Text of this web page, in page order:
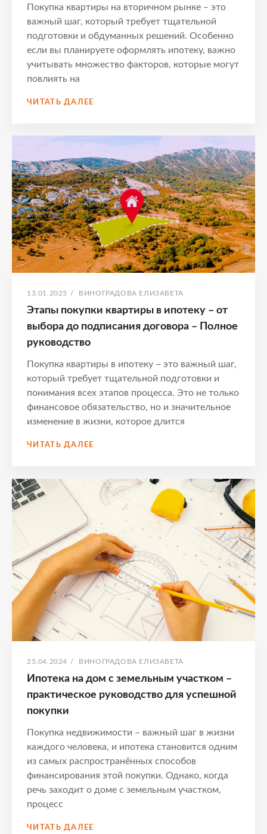
Покупка квартиры на вторичном рынке – это
важный шаг, который требует тщательной
подготовки и обдуманных решений. Особенно
если вы планируете оформлять ипотеку, важно
учитывать множество факторов, которые могут
повлиять на
ЧИТАТЬ ДАЛЕЕ
ПО
УСПЕШНОЙ
ПОКУПКЕ
КВАРТИРЫ
НА
ВТОРИЧНОМ
РЫНКЕ
В
ИПОТЕКУ
ОПУБЛИКОВАНО
13.01.2025 / АВТОР:
ВИНОГРАДОВА ЕЛИЗАВЕТА
Этапы покупки квартиры в ипотеку – от
выбора до подписания договора – Полное
руководство
Покупка квартиры в ипотеку – это важный шаг,
который требует тщательной подготовки и
понимания всех этапов процесса. Это не только
финансовое обязательство, но и значительное
изменение в жизни, которое длится
ЧИТАТЬ ДАЛЕЕ
ИПОТЕКУ
ВЫБОРА
ДО
ПОДПИСАНИЯ
ДОГОВОРА
–
ПОЛНОЕ
РУКОВОДСТВО
ОПУБЛИКОВАНО
25.04.2024 / АВТОР:
ВИНОГРАДОВА ЕЛИЗАВЕТА
Ипотека на дом с земельным участком –
практическое руководство для успешной
покупки
Покупка недвижимости – важный шаг в жизни
каждого человека, и ипотека становится одним
из самых распространённых способов
финансирования этой покупки. Однако, когда
речь заходит о доме с земельным участком,
процесс
ЧИТАТЬ ДАЛЕЕ